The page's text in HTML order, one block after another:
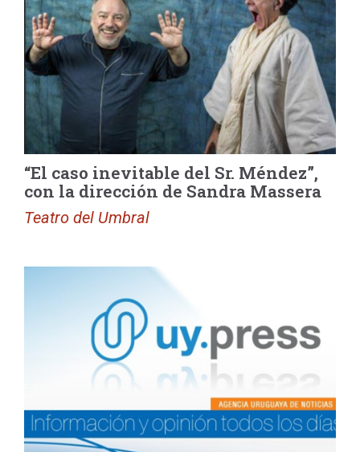
“El caso inevitable del Sr. Méndez”,
con la dirección de Sandra Massera
Teatro del Umbral